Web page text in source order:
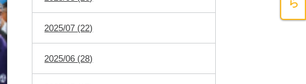
2025/07 (22)
2025/06 (28)